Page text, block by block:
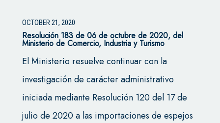
OCTOBER 21, 2020
Resolución 183 de 06 de octubre de 2020, del
Ministerio de Comercio, Industria y Turismo
El Ministerio resuelve continuar con la
investigación de carácter administrativo
iniciada mediante Resolución 120 del 17 de
julio de 2020 a las importaciones de espejos